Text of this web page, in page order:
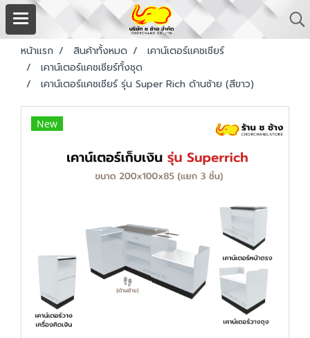
หน้าแรก สินค้าทั้งหมด
เคาน์เตอร์แคชเชียร์
เคาน์เตอร์แคชเชียร์ทั้งชุด
เคาน์เตอร์แคชเชียร์ รุ่น Super Rich ด้านซ้าย (สีขาว)
New